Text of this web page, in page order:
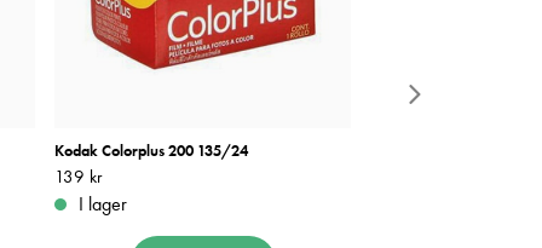
Kodak Colorplus 200 135/24
Pris: 139 kr
139 kr
I lager